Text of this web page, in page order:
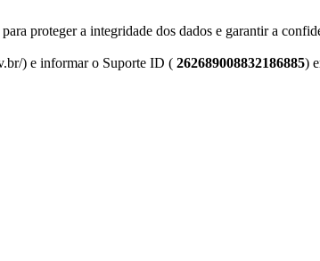
proteger a integridade dos dados e garantir a
) e informar o Suporte ID ( 262689008832186885)